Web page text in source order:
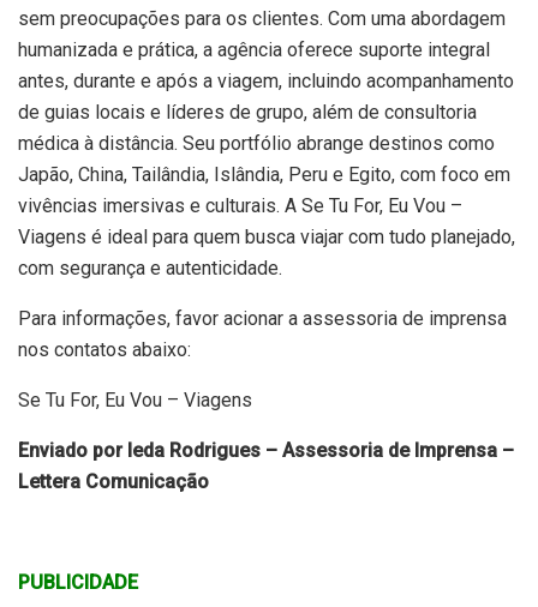
sem preocupações para os clientes. Com uma abordagem
humanizada e prática, a agência oferece suporte integral
antes, durante e após a viagem, incluindo acompanhamento
de guias locais e líderes de grupo, além de consultoria
médica à distância. Seu portfólio abrange destinos como
Japão, China, Tailândia, Islândia, Peru e Egito, com foco em
vivências imersivas e culturais. A Se Tu For, Eu Vou –
Viagens é ideal para quem busca viajar com tudo planejado,
com segurança e autenticidade.
Para informações, favor acionar a assessoria de imprensa
nos contatos abaixo:
Se Tu For, Eu Vou – Viagens
Enviado por Ieda Rodrigues – Assessoria de Imprensa –
Lettera Comunicação
PUBLICIDADE